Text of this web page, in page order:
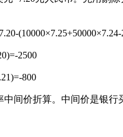
(10000×7.25+50000×7.24-
2500
800
价折算。中间价是银行